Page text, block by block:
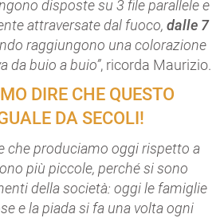
disposte su 3 file parallele e
attraversate dal fuoco, dalle 7
raggiungono una colorazione
da buio a buio”, ricorda Maurizio.
DIRE CHE QUESTO
DA SECOLI!
che produciamo oggi rispetto a
più piccole, perché si sono
della società: oggi le famiglie
e la piada si fa una volta ogni